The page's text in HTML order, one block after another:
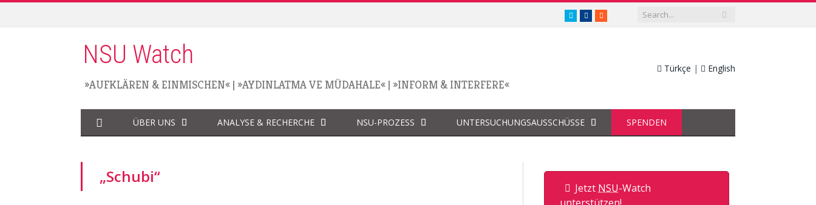
twitter.com/nsuwatch
facebook.com/nsuwatch
RSS
NSU Watch
»AUFKLÄREN & EINMISCHEN« | »AYDINLATMA VE MÜDAHALE« | »INFORM & INTERFERE«
Türkçe | English
ÜBER UNS ANALYSE & RECHERCHE NSU-PROZESS UNTERSUCHUNGSAUSSCHÜSSE SPENDEN
„Schubi“
Jetzt NSU-Watch